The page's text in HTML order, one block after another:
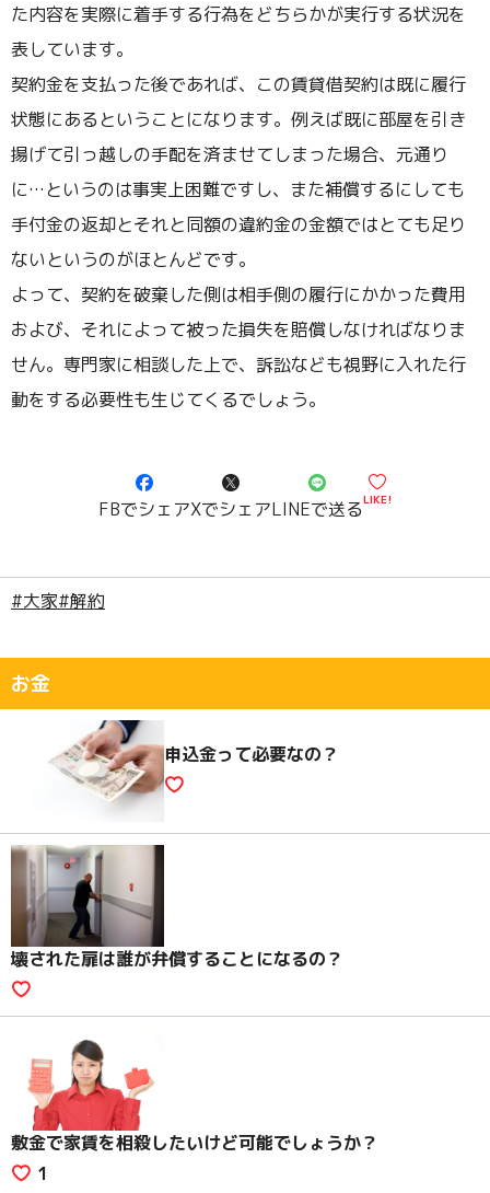
た内容を実際に着手する行為をどちらかが実行する状況を
表しています。
契約金を支払った後であれば、この賃貸借契約は既に履行
状態にあるということになります。例えば既に部屋を引き
揚げて引っ越しの手配を済ませてしまった場合、元通り
に…というのは事実上困難ですし、また補償するにしても
手付金の返却とそれと同額の違約金の金額ではとても足り
ないというのがほとんどです。
よって、契約を破棄した側は相手側の履行にかかった費用
および、それによって被った損失を賠償しなければなりま
せん。専門家に相談した上で、訴訟なども視野に入れた行
動をする必要性も生じてくるでしょう。
FBでシェアXでシェアLINEで送るLIKE!
#大家#解約
お金
申込金って必要なの？
壊された扉は誰が弁償することになるの？
敷金で家賃を相殺したいけど可能でしょうか？
1